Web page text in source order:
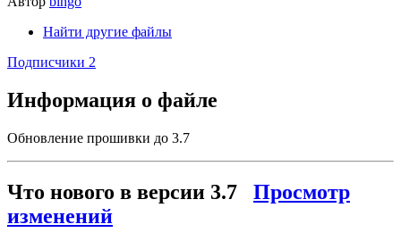
Найти другие файлы
Подписчики 2
Информация о файле
Обновление прошивки до 3.7
Что нового в версии 3.7
Просмотр
изменений